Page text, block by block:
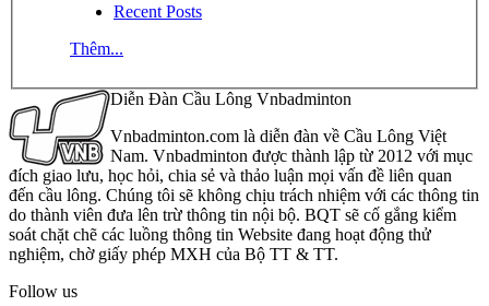
Recent Posts
Thêm...
Diễn Đàn Cầu Lông Vnbadminton
Vnbadminton.com là diễn đàn về Cầu Lông Việt
Nam. Vnbadminton được thành lập từ 2012 với mục
đích giao lưu, học hỏi, chia sẻ và thảo luận mọi vấn đề liên quan
đến cầu lông. Chúng tôi sẽ không chịu trách nhiệm với các thông tin
do thành viên đưa lên trừ thông tin nội bộ. BQT sẽ cố gắng kiểm
soát chặt chẽ các luồng thông tin Website đang hoạt động thử
nghiệm, chờ giấy phép MXH của Bộ TT & TT.
Follow us